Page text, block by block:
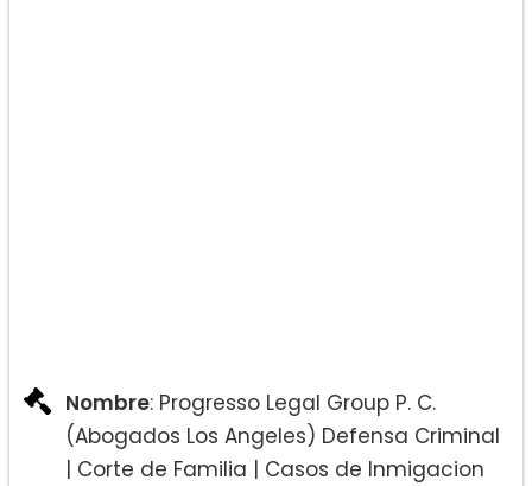
Nombre: Progresso Legal Group P. C.
(Abogados Los Angeles) Defensa Criminal
| Corte de Familia | Casos de Inmigacion